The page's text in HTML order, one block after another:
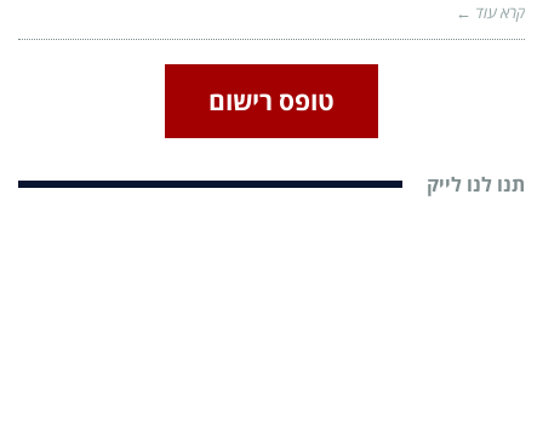
קרא עוד ←
טופס רישום
תנו לנו לייק